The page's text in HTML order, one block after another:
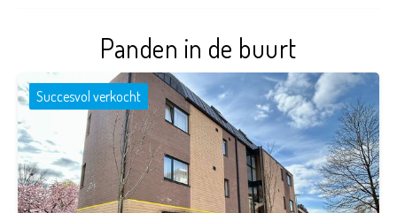
Panden in de buurt
Succesvol verkocht
1